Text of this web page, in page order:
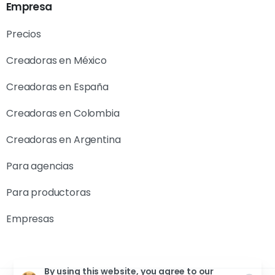
Empresa
Precios
Creadoras en México
Creadoras en España
Creadoras en Colombia
Creadoras en Argentina
Para agencias
Para productoras
Empresas
By using this website, you agree to our